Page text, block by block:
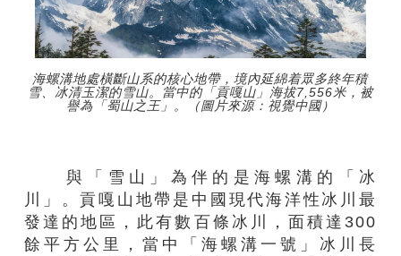
海螺溝地處橫斷山系的核心地帶，境內延綿着眾多終年積
雪、冰清玉潔的雪山。當中的「貢嘎山」海拔7,556米，被
譽為「蜀山之王」。（圖片來源：視覺中國）
與「雪山」為伴的是海螺溝的「冰
川」。貢嘎山地帶是中國現代海洋性冰川最
發達的地區，此有數百條冰川，面積達300
餘平方公里，當中「海螺溝一號」冰川長